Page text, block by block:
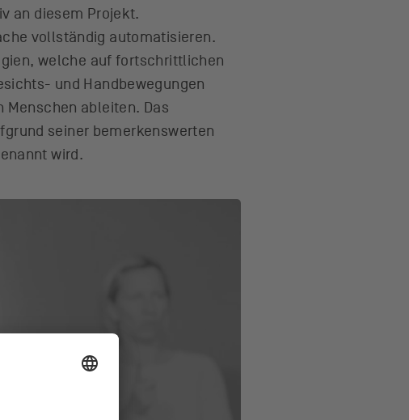
an diesem Projekt.
vollständig automatisieren.
welche auf fortschrittlichen
und Handbewegungen
ableiten. Das
seiner bemerkenswerten
wird.